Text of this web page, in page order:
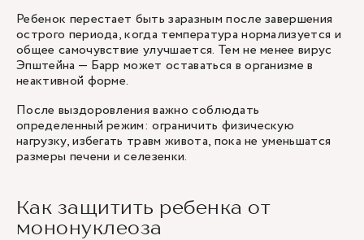
Ребенок перестает быть заразным после завершения
острого периода, когда температура нормализуется и
общее самочувствие улучшается. Тем не менее вирус
Эпштейна — Барр может оставаться в организме в
неактивной форме.
После выздоровления важно соблюдать
определенный режим: ограничить физическую
нагрузку, избегать травм живота, пока не уменьшатся
размеры печени и селезенки.
Как защитить ребенка от
мононуклеоза